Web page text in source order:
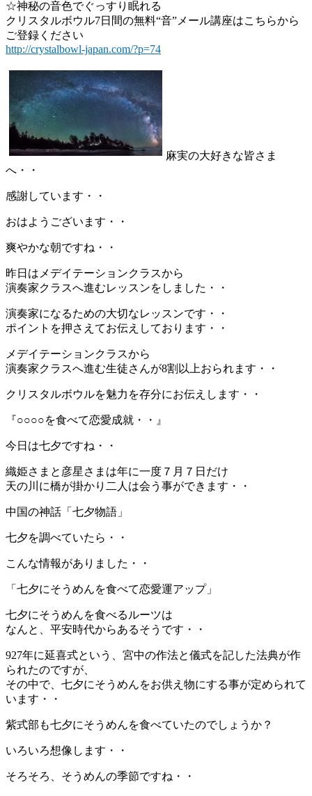
☆神秘の音色でぐっすり眠れる
クリスタルボウル7日間の無料“音”メール講座はこちらから
ご登録ください
http://crystalbowl-japan.com/?p=74
麻実の大好きな皆さま
へ・・
感謝しています・・
おはようございます・・
爽やかな朝ですね・・
昨日はメデイテーションクラスから
演奏家クラスへ進むレッスンをしました・・
演奏家になるための大切なレッスンです・・
ポイントを押さえてお伝えしております・・
メデイテーションクラスから
演奏家クラスへ進む生徒さんが8割以上おられます・・
クリスタルボウルを魅力を存分にお伝えします・・
『○○○○を食べて恋愛成就・・』
今日は七夕ですね・・
織姫さまと彦星さまは年に一度７月７日だけ
天の川に橋が掛かり二人は会う事ができます・・
中国の神話「七夕物語」
七夕を調べていたら・・
こんな情報がありました・・
「七夕にそうめんを食べて恋愛運アップ」
七夕にそうめんを食べるルーツは
なんと、平安時代からあるそうです・・
927年に延喜式という、宮中の作法と儀式を記した法典が作
られたのですが、
その中で、七夕にそうめんをお供え物にする事が定められて
います・・
紫式部も七夕にそうめんを食べていたのでしょうか？
いろいろ想像します・・
そろそろ、そうめんの季節ですね・・